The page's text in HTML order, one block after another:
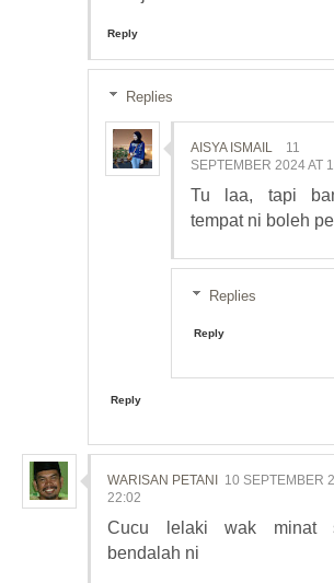
Reply
Replies
AISYA ISMAIL
11
SEPTEMBER 2024 AT
Tu laa, tapi
tempat ni boleh
Replies
Reply
Reply
WARISAN PETANI
10 SEPTEMBER
22:02
Cucu lelaki wak minat
bendalah ni